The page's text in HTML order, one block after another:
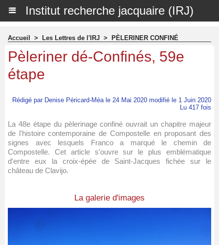
Institut recherche jacquaire (IRJ)
Accueil > Les Lettres de l'IRJ > PÈLERINER CONFINÉ
Pèleriner dé-Confinés, 59e
étape
Rédigé par Denise Péricard-Méa le 24 Mai 2020 modifié le 1 Juin 2020
Lu 417 fois
La 48e étape du pèlerinage confiné ouvrait un chapitre majeur
de l'histoire contemporaine de Compostelle en proposant des
signes avec lesquels Franco a marqué le chemin de
Compostelle. Cet article s'ouvre sur le plus emblématique
d'entre eux la croix-épée de Saint-Jacques fichée sur le
château de Clavijo.
La galerie d'images